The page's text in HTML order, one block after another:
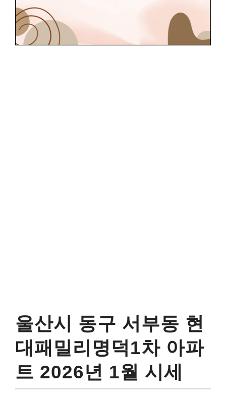
울산시 동구 서부동 현
대패밀리명덕1차 아파
트 2026년 1월 시세